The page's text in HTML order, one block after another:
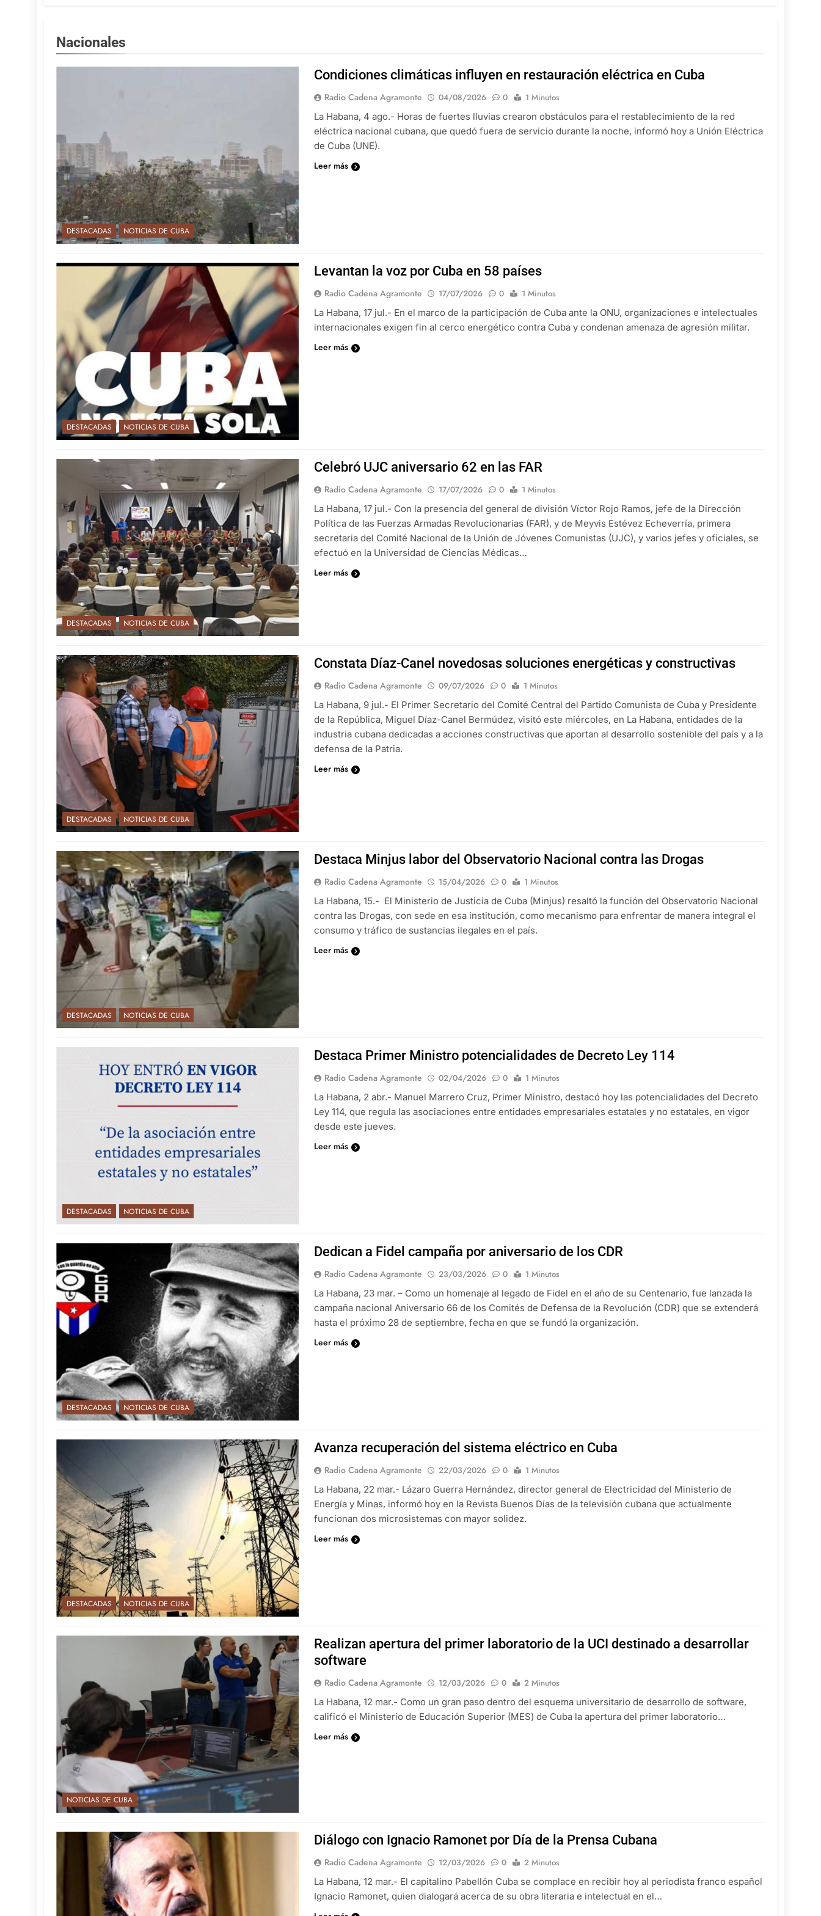
Nacionales
DESTACADAS NOTICIAS DE CUBA
Condiciones climáticas influyen en restauración eléctrica en Cuba
Radio Cadena Agramonte 04/08/2026 0
1 Minutos
La Habana, 4 ago.- Horas de fuertes lluvias crearon obstáculos para el restablecimiento de la red
eléctrica nacional cubana, que quedó fuera de servicio durante la noche, informó hoy a Unión Eléctrica
de Cuba (UNE).
Leer más
DESTACADAS NOTICIAS DE CUBA
Levantan la voz por Cuba en 58 países
Radio Cadena Agramonte 17/07/2026 0
1 Minutos
La Habana, 17 jul.- En el marco de la participación de Cuba ante la ONU, organizaciones e intelectuales
internacionales exigen fin al cerco energético contra Cuba y condenan amenaza de agresión militar.
Leer más
DESTACADAS NOTICIAS DE CUBA
Celebró UJC aniversario 62 en las FAR
Radio Cadena Agramonte 17/07/2026 0
1 Minutos
La Habana, 17 jul.- Con la presencia del general de división Víctor Rojo Ramos, jefe de la Dirección
Política de las Fuerzas Armadas Revolucionarias (FAR), y de Meyvis Estévez Echeverría, primera
secretaria del Comité Nacional de la Unión de Jóvenes Comunistas (UJC), y varios jefes y oficiales, se
efectuó en la Universidad de Ciencias Médicas…
Leer más
DESTACADAS NOTICIAS DE CUBA
Constata Díaz-Canel novedosas soluciones energéticas y constructivas
Radio Cadena Agramonte 09/07/2026 0
1 Minutos
La Habana, 9 jul.- El Primer Secretario del Comité Central del Partido Comunista de Cuba y Presidente
de la República, Miguel Díaz-Canel Bermúdez, visitó este miércoles, en La Habana, entidades de la
industria cubana dedicadas a acciones constructivas que aportan al desarrollo sostenible del país y a la
defensa de la Patria.
Leer más
DESTACADAS NOTICIAS DE CUBA
Destaca Minjus labor del Observatorio Nacional contra las Drogas
Radio Cadena Agramonte 15/04/2026 0
1 Minutos
La Habana, 15.- El Ministerio de Justicia de Cuba (Minjus) resaltó la función del Observatorio Nacional
contra las Drogas, con sede en esa institución, como mecanismo para enfrentar de manera integral el
consumo y tráfico de sustancias ilegales en el país.
Leer más
DESTACADAS NOTICIAS DE CUBA
Destaca Primer Ministro potencialidades de Decreto Ley 114
Radio Cadena Agramonte 02/04/2026 0
1 Minutos
La Habana, 2 abr.- Manuel Marrero Cruz, Primer Ministro, destacó hoy las potencialidades del Decreto
Ley 114, que regula las asociaciones entre entidades empresariales estatales y no estatales, en vigor
desde este jueves.
Leer más
DESTACADAS NOTICIAS DE CUBA
Dedican a Fidel campaña por aniversario de los CDR
Radio Cadena Agramonte 23/03/2026 0
1 Minutos
La Habana, 23 mar. – Como un homenaje al legado de Fidel en el año de su Centenario, fue lanzada la
campaña nacional Aniversario 66 de los Comités de Defensa de la Revolución (CDR) que se extenderá
hasta el próximo 28 de septiembre, fecha en que se fundó la organización.
Leer más
DESTACADAS NOTICIAS DE CUBA
Avanza recuperación del sistema eléctrico en Cuba
Radio Cadena Agramonte 22/03/2026 0
1 Minutos
La Habana, 22 mar.- Lázaro Guerra Hernández, director general de Electricidad del Ministerio de
Energía y Minas, informó hoy en la Revista Buenos Días de la televisión cubana que actualmente
funcionan dos microsistemas con mayor solidez.
Leer más
NOTICIAS DE CUBA
Realizan apertura del primer laboratorio de la UCI destinado a desarrollar
software
Radio Cadena Agramonte 12/03/2026 0
2 Minutos
La Habana, 12 mar.- Como un gran paso dentro del esquema universitario de desarrollo de software,
calificó el Ministerio de Educación Superior (MES) de Cuba la apertura del primer laboratorio…
Leer más
Diálogo con Ignacio Ramonet por Día de la Prensa Cubana
Radio Cadena Agramonte 12/03/2026 0
2 Minutos
La Habana, 12 mar.- El capitalino Pabellón Cuba se complace en recibir hoy al periodista franco español
Ignacio Ramonet, quien dialogará acerca de su obra literaria e intelectual en el…